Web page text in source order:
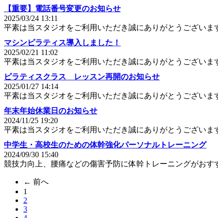
【重要】電話番号変更のお知らせ
2025/03/24 13:11
平素は当スタジオをご利用いただき誠にありがとうござい
マシンピラティス導入しました！
2025/02/21 11:02
平素は当スタジオをご利用いただき誠にありがとうござい
ピラティスクラス レッスン再開のお知らせ
2025/01/27 14:14
平素は当スタジオをご利用いただき誠にありがとうござい
年末年始休業日のお知らせ
2024/11/25 19:20
平素は当スタジオをご利用いただき誠にありがとうござい
中学生・高校生のための体幹強化パーソナルトレーニング
2024/09/30 15:40
競技力向上、腰痛などの傷害予防に体幹トレーニングがお
← 前へ
1
の
ペ
2
3